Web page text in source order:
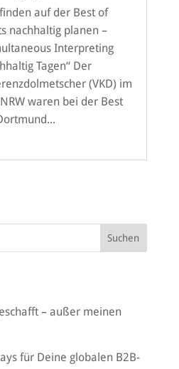
auf der Best of
nachhaltig planen –
Interpreting
Tagen“ Der
(VKD) im
waren bei der Best
– außer meinen
für Deine globalen B2B-